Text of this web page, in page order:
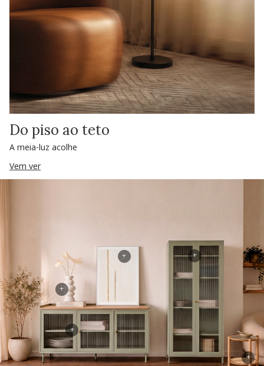
Do piso ao teto
A meia-luz acolhe
Vem ver
+
+
+
+
+